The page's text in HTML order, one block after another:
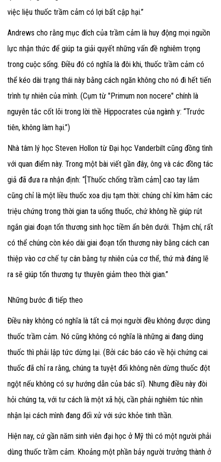
việc liệu thuốc trầm cảm có lợi bất cập hại.”
Andrews cho rằng mục đích của trầm cảm là huy động mọi nguồn
lực nhận thức để giúp ta giải quyết những vấn đề nghiêm trọng
trong cuộc sống. Điều đó có nghĩa là đôi khi, thuốc trầm cảm có
thể kéo dài trạng thái này bằng cách ngăn không cho nó đi hết tiến
trình tự nhiên của mình. (Cụm từ "Primum non nocere" chính là
nguyên tắc cốt lõi trong lời thề Hippocrates của ngành y: “Trước
tiên, không làm hại.”)
Nhà tâm lý học Steven Hollon từ Đại học Vanderbilt cũng đồng tình
với quan điểm này. Trong một bài viết gần đây, ông và các đồng tác
giả đã đưa ra nhận định: “[Thuốc chống trầm cảm] cao tay lắm
cũng chỉ là một liều thuốc xoa dịu tạm thời: chúng chỉ kìm hãm các
triệu chứng trong thời gian ta uống thuốc, chứ không hề giúp rút
ngắn giai đoạn tổn thương sinh học tiềm ẩn bên dưới. Thậm chí, rất
có thể chúng còn kéo dài giai đoạn tổn thương này bằng cách can
thiệp vào cơ chế tự cân bằng tự nhiên của cơ thể, thứ mà đáng lẽ
ra sẽ giúp tổn thương tự thuyên giảm theo thời gian.”
Những bước đi tiếp theo
Điều này không có nghĩa là tất cả mọi người đều không được dùng
thuốc trầm cảm. Nó cũng không có nghĩa là những ai đang dùng
thuốc thì phải lập tức dừng lại. (Bởi các báo cáo về hội chứng cai
thuốc đã chỉ ra rằng, chúng ta tuyệt đối không nên dừng thuốc đột
ngột nếu không có sự hướng dẫn của bác sĩ). Nhưng điều này đòi
hỏi chúng ta, với tư cách là một xã hội, cần phải nghiêm túc nhìn
nhận lại cách mình đang đối xử với sức khỏe tinh thần.
Hiện nay, cứ gần năm sinh viên đại học ở Mỹ thì có một người phải
dùng thuốc trầm cảm. Khoảng một phần bảy người trưởng thành ở